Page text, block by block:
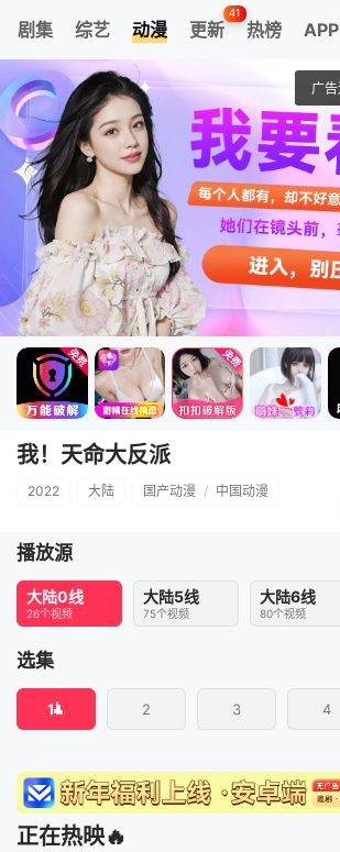
剧集 综艺 动漫 更新
41
热榜 APP
我的观影记录
我！天命大反派
清空
我！天命大反派
2022 大陆 国产动漫 / 中国动漫
播放源
大陆0线
26个视频
大陆5线
75个视频
大陆6线
80个视频
选集
1 2 3 4
正在热映🔥